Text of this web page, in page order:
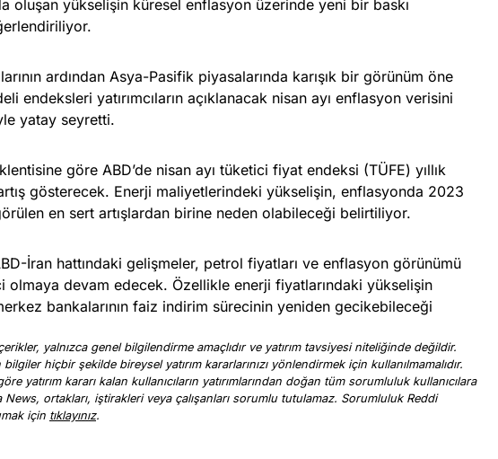
oluşan yükselişin küresel enflasyon üzerinde yeni bir baskı
ardından Asya-Pasifik piyasalarında karışık bir görünüm öne
endeksleri yatırımcıların açıklanacak nisan ayı enflasyon verisini
yatay seyretti.
göre ABD’de nisan ayı tüketici fiyat endeksi (TÜFE) yıllık
gösterecek. Enerji maliyetlerindeki yükselişin, enflasyonda 2023
en sert artışlardan birine neden olabileceği belirtiliyor.
İran hattındaki gelişmeler, petrol fiyatları ve enflasyon görünümü
olmaya devam edecek. Özellikle enerji fiyatlarındaki yükselişin
bankalarının faiz indirim sürecinin yeniden gecikebileceği
yalnızca genel bilgilendirme amaçlıdır ve yatırım tavsiyesi niteliğinde değildir.
hiçbir şekilde bireysel yatırım kararlarınızı yönlendirmek için kullanılmamalıdır.
yatırım kararı kalan kullanıcıların yatırımlarından doğan tüm sorumluluk kullanıcılara
ortakları, iştirakleri veya çalışanları sorumlu tutulamaz. Sorumluluk Reddi
için tıklayınız.